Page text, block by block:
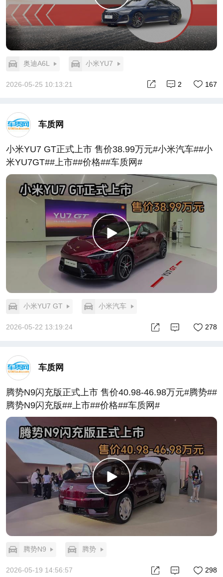
奥迪A6L 小米YU7
2026-05-25 10:13:21 167
2
车质网
小米YU7 GT正式上市 售价38.99万元#小米汽车##小
米YU7GT##上市##价格##车质网#
小米YU7 GT 小米汽车
2026-05-22 13:19:24 278
车质网
腾势N9闪充版正式上市 售价40.98-46.98万元#腾势##
腾势N9闪充版##上市##价格##车质网#
腾势N9 腾势
2026-05-19 14:56:57 298